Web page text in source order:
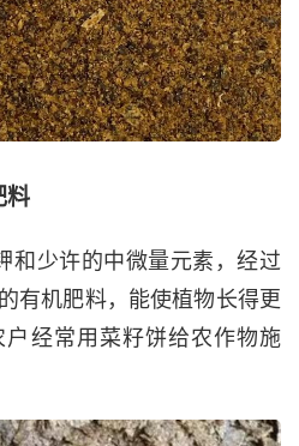
料
和少许的中微量元素，经过
有机肥料，能使植物长得更
经常用菜籽饼给农作物施